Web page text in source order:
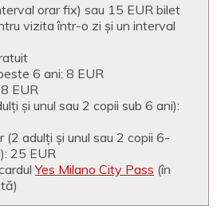
orar fix) sau 15 EUR bilet
vizita într-o zi și un interval
6 ani: 8 EUR
EUR
și unul sau 2 copii sub 6 ani):
(2 adulți și unul sau 2 copii 6-
25 EUR
Yes Milano City Pass (în